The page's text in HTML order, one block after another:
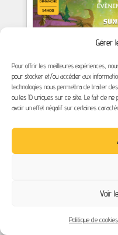
Gérer
Pour offrir les meilleures expériences,
pour stocker et/ou accéder aux
technologies nous permettra de traiter
ou les ID uniques sur ce site. Le fait de
avoir un effet négatif sur certaines
Voir
Politique de cookies
Sunday Magic -
A partir de